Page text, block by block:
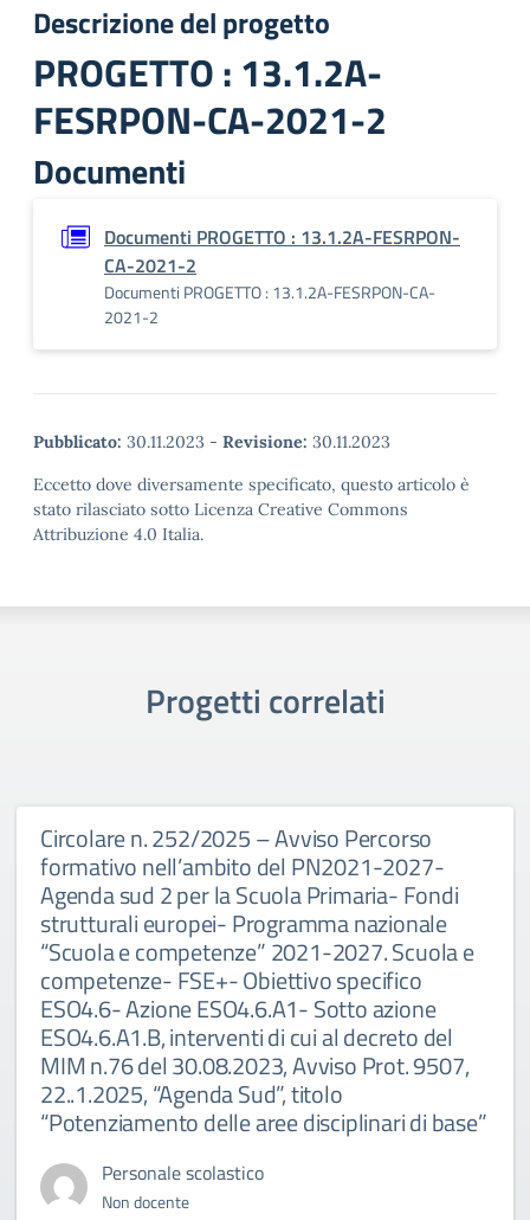
Descrizione del progetto
PROGETTO : 13.1.2A-
FESRPON-CA-2021-2
Documenti
Documenti PROGETTO : 13.1.2A-FESRPON-
CA-2021-2
Documenti PROGETTO : 13.1.2A-FESRPON-CA-
2021-2
Pubblicato: 30.11.2023 - Revisione: 30.11.2023
Eccetto dove diversamente specificato, questo articolo è
stato rilasciato sotto Licenza Creative Commons
Attribuzione 4.0 Italia.
Progetti correlati
Circolare n. 252/2025 – Avviso Percorso
formativo nell’ambito del PN2021-2027-
Agenda sud 2 per la Scuola Primaria- Fondi
strutturali europei- Programma nazionale
“Scuola e competenze” 2021-2027. Scuola e
competenze- FSE+- Obiettivo specifico
ESO4.6- Azione ESO4.6.A1- Sotto azione
ESO4.6.A1.B, interventi di cui al decreto del
MIM n.76 del 30.08.2023, Avviso Prot. 9507,
22..1.2025, “Agenda Sud”, titolo
“Potenziamento delle aree disciplinari di base”
Personale scolastico
Non docente